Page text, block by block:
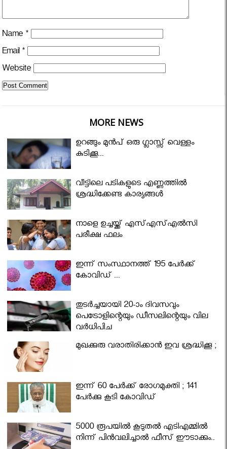
Name *
Email *
Website
MORE NEWS
ഉറങ്ങും മുന്‍പ് ഒരു ഗ്ലാസ്സ് വെള്ളം
കുടിക്കൂ...
വീട്ടിലെ പടികളുടെ എണ്ണത്തിൽ
ശ്രദ്ധിക്കേണ്ട കാര്യങ്ങൾ
നാളെ ഉച്ചയ്ക്ക് എസ്എസ്എല്‍സി
പരീക്ഷ ഫലം
ഇന്ന് സംസ്ഥാനത്ത് 195 പേര്‍ക്ക്
കോവിഡ് ...
തുടർച്ചയായി 20-ാം ദിവസവും
പെട്രോളിന്റെയും ഡീസലിന്റെയും വില
വര്‍ധിപ്പിച്ചു
മുഖക്കുരു വരാതിരിക്കാന്‍ ഇവ ശ്രദ്ധിക്കൂ ;
ഇന്ന് 60 പേർക്ക് രോഗമുക്തി ; 141
പേര്‍ക്കു കൂടി കോവിഡ്
5000 രൂപയിൽ കൂടുതൽ എടിഎമ്മിൽ
നിന്ന് പിൻവലിച്ചാൽ ഫീസ് ഈടാക്കും..